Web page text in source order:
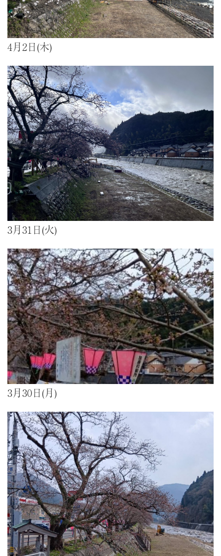
4月2日(木)
3月31日(火)
3月30日(月)